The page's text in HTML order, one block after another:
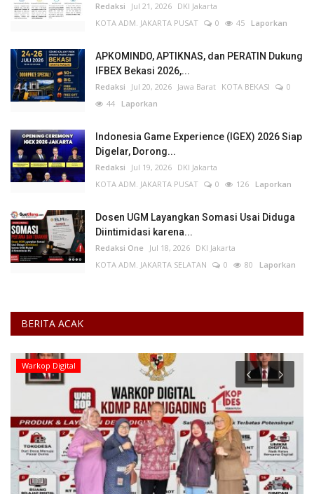
Redaksi Jul 21, 2026 DKI Jakarta
KOTA ADM. JAKARTA PUSAT
0 45 Laporkan
APKOMINDO, APTIKNAS, dan PERATIN Dukung
IFBEX Bekasi 2026,...
Redaksi Jul 20, 2026 Jawa Barat KOTA BEKASI
0
44 Laporkan
Indonesia Game Experience (IGEX) 2026 Siap
Digelar, Dorong...
Redaksi Jul 19, 2026 DKI Jakarta
KOTA ADM. JAKARTA PUSAT
0 126 Laporkan
Dosen UGM Layangkan Somasi Usai Diduga
Diintimidasi karena...
Redaksi One Jul 18, 2026 DKI Jakarta
KOTA ADM. JAKARTA SELATAN
0 80 Laporkan
BERITA ACAK
Warkop Digital